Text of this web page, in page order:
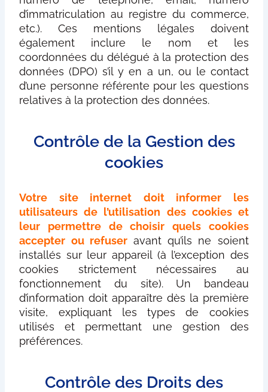
d’immatriculation au registre du commerce,
etc.). Ces mentions légales doivent
également inclure le nom et les
coordonnées du délégué à la protection des
données (DPO) s’il y en a un, ou le contact
d’une personne référente pour les questions
relatives à la protection des données.
Contrôle de la Gestion des
cookies
Votre site internet doit informer les
utilisateurs de l’utilisation des cookies et
leur permettre de choisir quels cookies
accepter ou refuseravant qu’ils ne soient
installés sur leur appareil (à l’exception des
cookies strictement nécessaires au
fonctionnement du site). Un bandeau
d’information doit apparaître dès la première
visite, expliquant les types de cookies
utilisés et permettant une gestion des
préférences.
Contrôle des Droits des